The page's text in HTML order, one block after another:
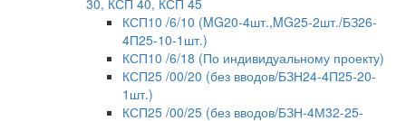
КСП10 /6/10 (MG20-4шт.,MG25-2шт./БЗ26-
4П25-10-1шт.)
КСП10 /6/18 (По индивидуальному проекту)
КСП25 /00/20 (без вводов/БЗН24-4П25-20-
1шт.)
КСП25 /00/25 (без вводов/БЗН-4М32-25-